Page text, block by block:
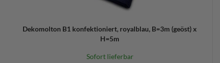
Dekomolton B1 konfektioniert, royalblau, B=3m (geöst) x
H=5m
Sofort lieferbar